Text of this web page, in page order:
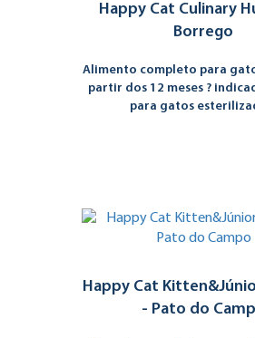
Happy Cat Culinary
Borrego
Alimento completo para
partir dos 12 meses ?
para gatos
Happy Cat
- Pato do